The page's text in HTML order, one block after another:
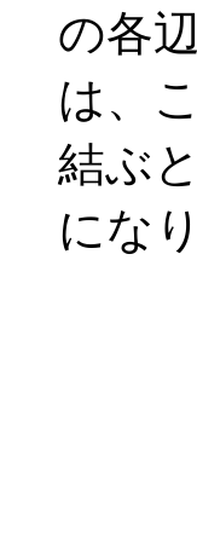
の各
は、
結ぶ
にな